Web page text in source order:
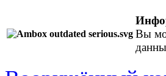
Вы